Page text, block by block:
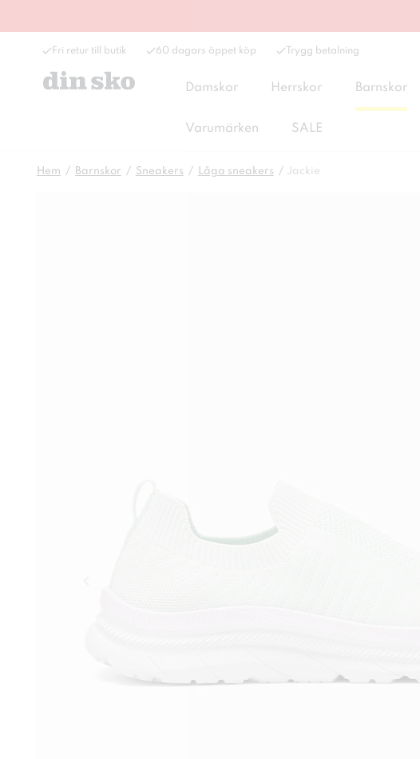
Fri retur till butik 60 dagars öppet köp Trygg betalning
Damskor Herrskor Barnskor
Varumärken SALE
Hem Barnskor Sneakers Låga sneakers Jackie